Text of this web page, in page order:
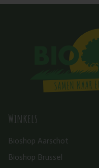
Winkels
Bioshop Aarschot
Bioshop Brussel